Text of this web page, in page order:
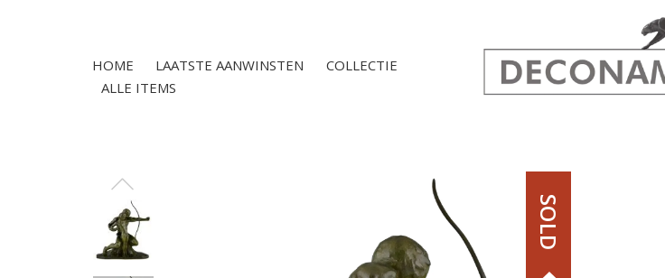
HOME LAATSTE AANWINSTEN
COLLECTIE
ALLE ITEMS
SOLD